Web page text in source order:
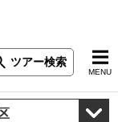
ツアー検索
MENU